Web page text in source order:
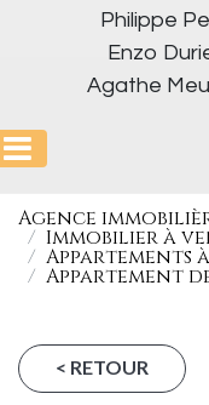
Philippe
Enzo
Agathe
Agence
Immobilier à
Appartements
Appartement
< RETOUR